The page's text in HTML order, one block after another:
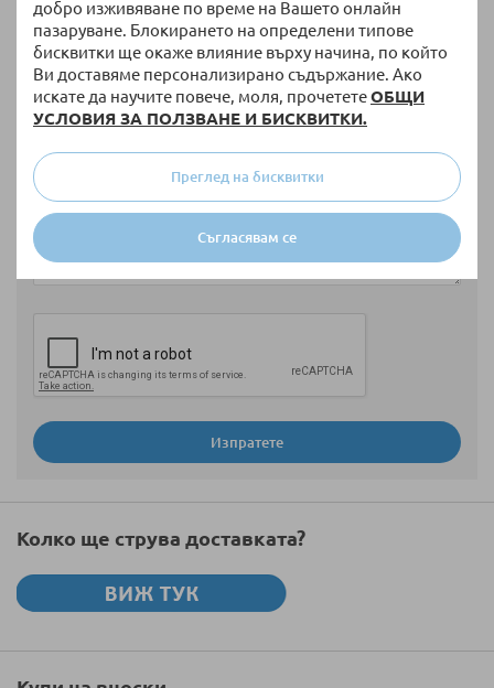
добро изживяване по време на Вашето онлайн
пазаруване. Блокирането на определени типове
бисквитки ще окаже влияние върху начина, по който
Ви доставяме персонализирано съдържание. Ако
искате да научите повече, моля, прочететеОБЩИ
УСЛОВИЯ ЗА ПОЛЗВАНЕ И БИСКВИТКИ.
Съгласявам се
Преглед на бисквитки
Избрани артикули
Мнение
Изпратете
Колко ще струва доставката?